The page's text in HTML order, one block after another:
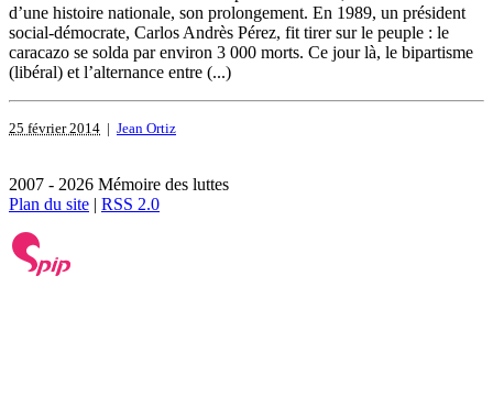
d’une histoire nationale, son prolongement. En 1989, un président
social-démocrate, Carlos Andrès Pérez, fit tirer sur le peuple : le
caracazo se solda par environ 3 000 morts. Ce jour là, le bipartisme
(libéral) et l’alternance entre (...)
25 février 2014 | Jean Ortiz
2007 - 2026 Mémoire des luttes
Plan du site | RSS 2.0